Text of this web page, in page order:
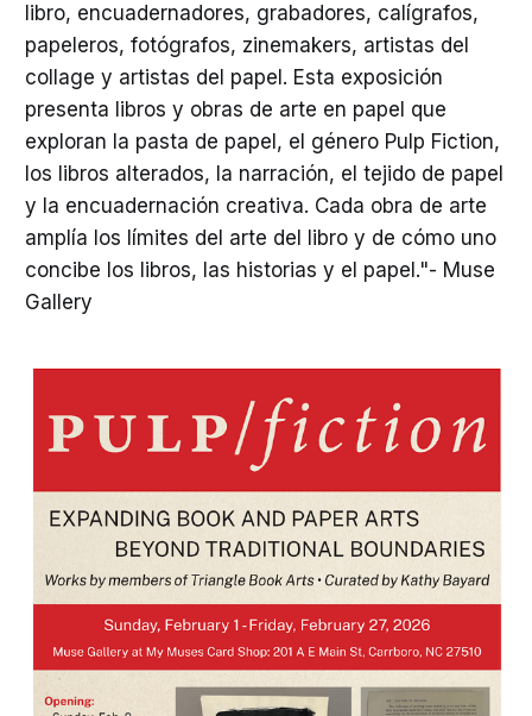
libro, encuadernadores, grabadores, calígrafos,
papeleros, fotógrafos, zinemakers, artistas del
collage y artistas del papel. Esta exposición
presenta libros y obras de arte en papel que
exploran la pasta de papel, el género Pulp Fiction,
los libros alterados, la narración, el tejido de papel
y la encuadernación creativa. Cada obra de arte
amplía los límites del arte del libro y de cómo uno
concibe los libros, las historias y el papel."- Muse
Gallery